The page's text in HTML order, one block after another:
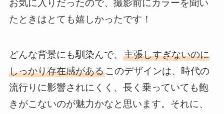
お気に入りだったので、撮影前にカラーを聞い
たときはとても嬉しかったです！
どんな背景にも馴染んで、 主張しすぎないのに
しっかり存在感があるこのデザインは、時代の
流行りに影響されにくく、長く乗っていても飽
きがこないのが魅力かなと思います。それに、